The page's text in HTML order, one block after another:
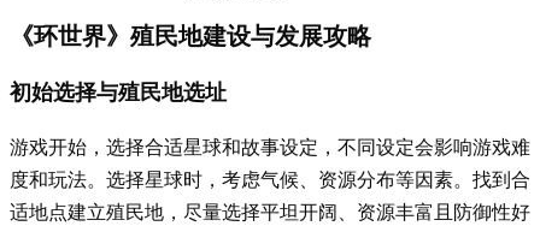
《环世界》殖民地建设与发展攻略
初始选择与殖民地选址
游戏开始，选择合适星球和故事设定，不同设定会影响游戏难
度和玩法。选择星球时，考虑气候、资源分布等因素。找到合
适地点建立殖民地，尽量选择平坦开阔、资源丰富且防御性好